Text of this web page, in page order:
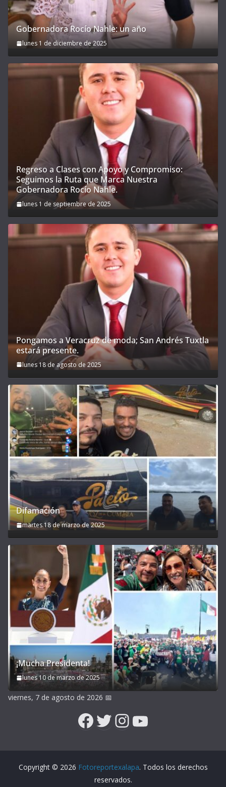
Gobernadora Rocío Nahle: un año
lunes 1 de diciembre de 2025
Regreso a Clases con Apoyo y Compromiso:
Seguimos la Ruta que Marca Nuestra
Gobernadora Rocío Nahle.
lunes 1 de septiembre de 2025
Pongamos a Veracruz de moda; San Andrés Tuxtla
estará presente.
lunes 18 de agosto de 2025
Difamación
martes 18 de marzo de 2025
¡Mucha Presidenta!
lunes 10 de marzo de 2025
viernes, 7 de agosto de 2026 📅
Facebook
Twitter
Instagram
YouTube
Copyright © 2026 Fotoreportexalapa. Todos los derechos
reservados.